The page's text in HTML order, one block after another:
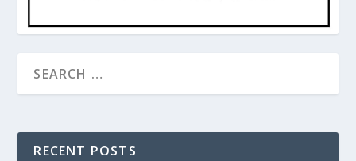
RECENT POSTS